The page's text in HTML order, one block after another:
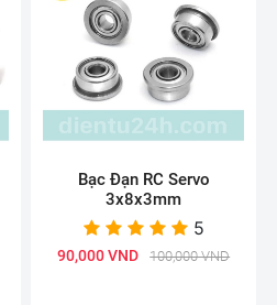
Bạc Đạn RC Servo
3x8x3mm
5
90,000 VND 100,000 VND